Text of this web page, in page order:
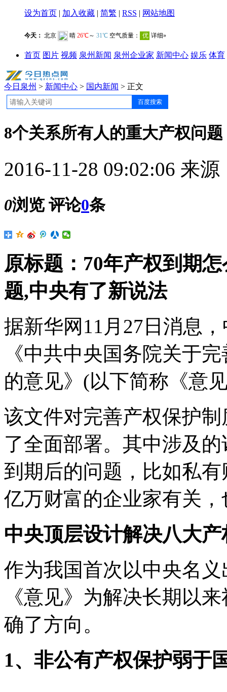
设为首页 | 加入收藏 | 简繁 | RSS | 网站地图
首页 图片 视频 泉州新闻 泉州企业家 新闻中心 娱乐 体育
今日泉州 > 新闻中心 > 国内新闻 > 正文
8个关系所有人的重大产权问
2016-11-28 09:02:06 来源
0浏览评论0条
原标题：70年产权到期
题,中央有了新说法
据新华网11月27日消息
《中共中央国务院关于
的意见》(以下简称《意
该文件对完善产权保护
了全面部署。其中涉及
到期后的问题，比如私
亿万财富的企业家有关
中央顶层设计解决八大产
作为我国首次以中央名
《意见》为解决长期以
确了方向。
1、非公有产权保护弱于